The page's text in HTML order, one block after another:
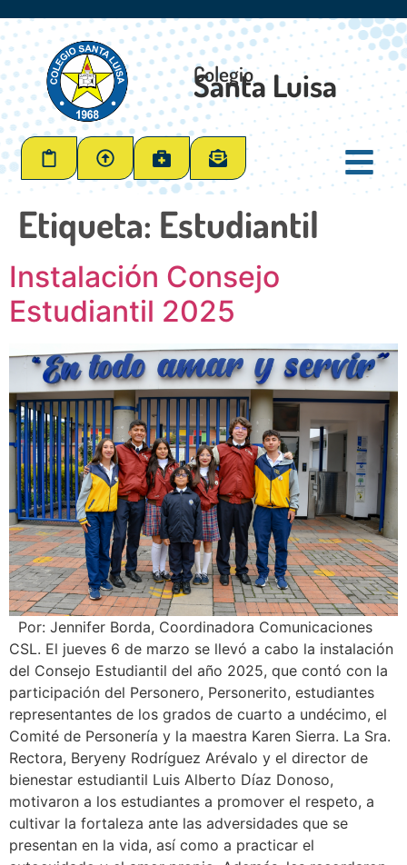
Colegio
Santa Luisa
Etiqueta: Estudiantil
Instalación Consejo
Estudiantil 2025
Por: Jennifer Borda, Coordinadora Comunicaciones
CSL. El jueves 6 de marzo se llevó a cabo la instalación
del Consejo Estudiantil del año 2025, que contó con la
participación del Personero, Personerito, estudiantes
representantes de los grados de cuarto a undécimo, el
Comité de Personería y la maestra Karen Sierra. La Sra.
Rectora, Beryeny Rodríguez Arévalo y el director de
bienestar estudiantil Luis Alberto Díaz Donoso,
motivaron a los estudiantes a promover el respeto, a
cultivar la fortaleza ante las adversidades que se
presentan en la vida, así como a practicar el